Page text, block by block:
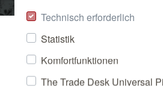
Technisch erforderlich
Statistik
Komfortfunktionen
The Trade Desk Universal